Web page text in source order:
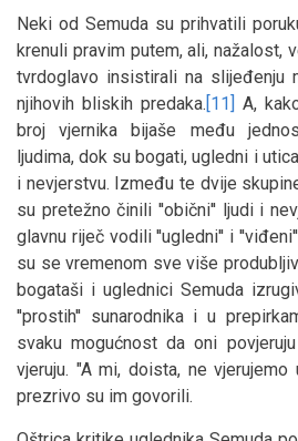
Neki od Semuda su prihvatili
krenuli pravim putem, ali, nažalost,
tvrdoglavo insistirali na slijeđenju
njihovih bliskih predaka.[11] A,
broj vjernika bijaše među
ljudima, dok su bogati, ugledni i
i nevjerstvu. Između te dvije
su pretežno činili ''obični'' ljudi i
glavnu riječ vodili ''ugledni'' i
su se vremenom sve više
bogataši i uglednici Semuda
''prostih'' sunarodnika i u
svaku mogućnost da oni
vjeruju. "A mi, doista, ne
prezrivo su im govorili.